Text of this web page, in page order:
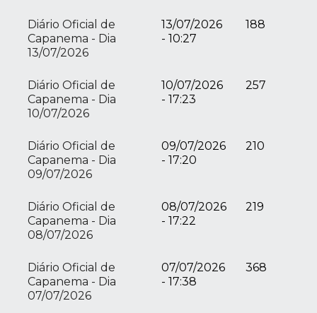
Diário Oficial de
Capanema - Dia
13/07/2026
13/07/2026
- 10:27
188
Diário Oficial de
Capanema - Dia
10/07/2026
10/07/2026
- 17:23
257
Diário Oficial de
Capanema - Dia
09/07/2026
09/07/2026
- 17:20
210
Diário Oficial de
Capanema - Dia
08/07/2026
08/07/2026
- 17:22
219
Diário Oficial de
Capanema - Dia
07/07/2026
07/07/2026
- 17:38
368